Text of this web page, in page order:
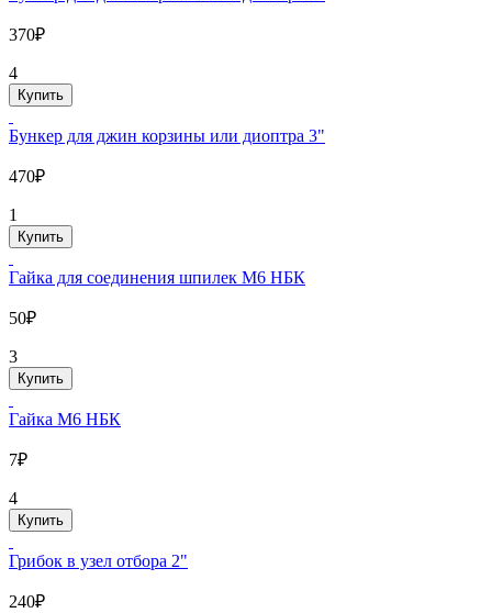
370₽
4
Купить
Бункер для джин корзины или диоптра 3"
470₽
1
Купить
Гайка для соединения шпилек М6 НБК
50₽
3
Купить
Гайка М6 НБК
7₽
4
Купить
Грибок в узел отбора 2"
240₽